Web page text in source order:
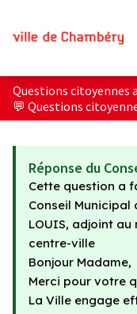
Questions citoyennes
💬 Questions
Réponse du
Cette question a
Conseil Municipal
LOUIS, adjoint
centre-ville
Bonjour Madame,
Merci pour votre
La Ville engage